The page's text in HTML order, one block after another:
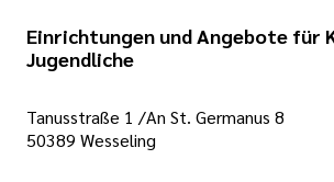
Einrichtungen und Angebote für
Jugendliche
Tanusstraße 1 /An St. Germanus 8
50389 Wesseling